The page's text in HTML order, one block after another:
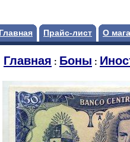
Главная Прайс-лист О
Главная : Боны :